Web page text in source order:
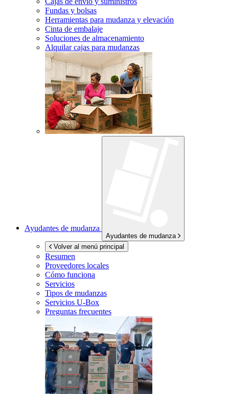
Fundas y bolsas
Herramientas para mudanza y elevación
Cinta de embalaje
Soluciones de almacenamiento
Alquilar cajas para mudanzas
Ayudantes de mudanza
Ayudantes de mudanza
Volver al menú principal
Resumen
Proveedores locales
Cómo funciona
Servicios
Tipos de mudanzas
Servicios U-Box
Preguntas frecuentes